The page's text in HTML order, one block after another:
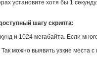
установите хотя бы 1
шагу скрипта:
и 1024 мегабайта. Если
можно выявить узкие места